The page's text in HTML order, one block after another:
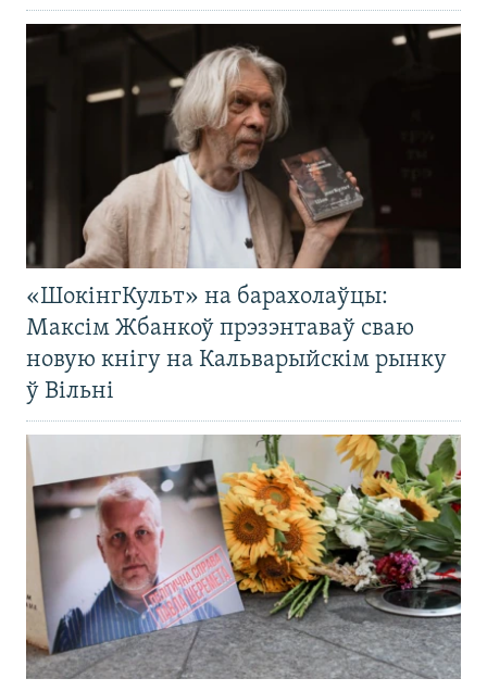
«ШокінгКульт» на барахолаўцы:
Максім Жбанкоў прэзэнтаваў сваю
новую кнігу на Кальварыйскім рынку
ў Вільні